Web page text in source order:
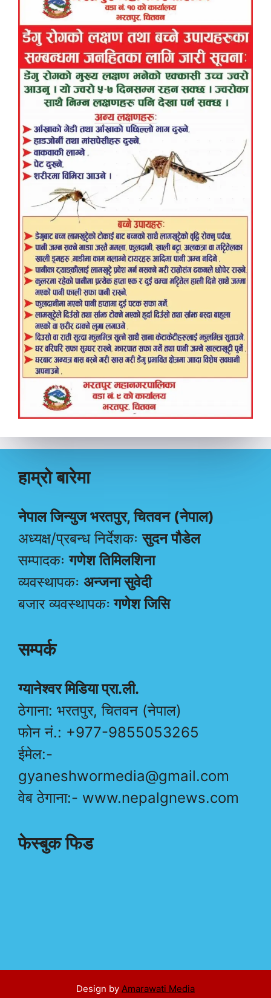
हाम्रो बारेमा
नेपाल जिन्युज भरतपुर, चितवन (नेपाल)
अध्यक्ष/प्रबन्ध निर्देशकःसुदन पौडेल
सम्पादकःगणेश तिमिलशिना
व्यवस्थापकः अन्जना सुवेदी
बजार व्यवस्थापकः गणेश जिसि
सम्पर्क
ग्यानेश्वर मिडिया प्रा.ली.
ठेगाना: भरतपुर, चितवन (नेपाल)
फोन नं.: +977-9855053265
ईमेल:-
gyaneshwormedia@gmail.com
वेब ठेगाना:- www.nepalgnews.com
फेस्बुक फिड
Design by Amarawati Media